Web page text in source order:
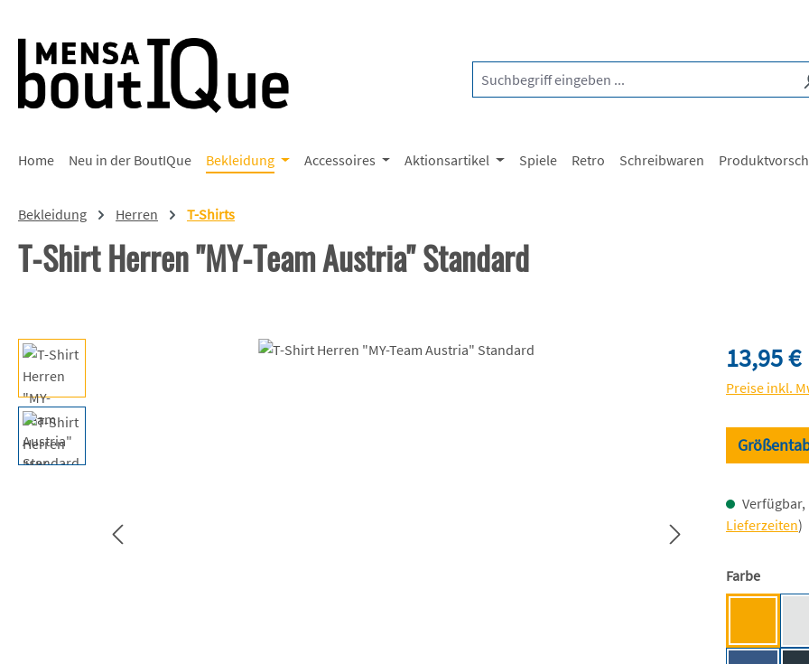
Home Neu in der BoutIQue Bekleidung Accessoires Aktionsartikel Spiele Retro Schreibwaren
Bekleidung Herren T-Shirts
T-Shirt Herren "MY-Team Austria" Standard
Bildergalerie überspringen Regulärer
13,95 €
Preise inkl.
Verfügbar,
Lieferzeiten)
Farbe